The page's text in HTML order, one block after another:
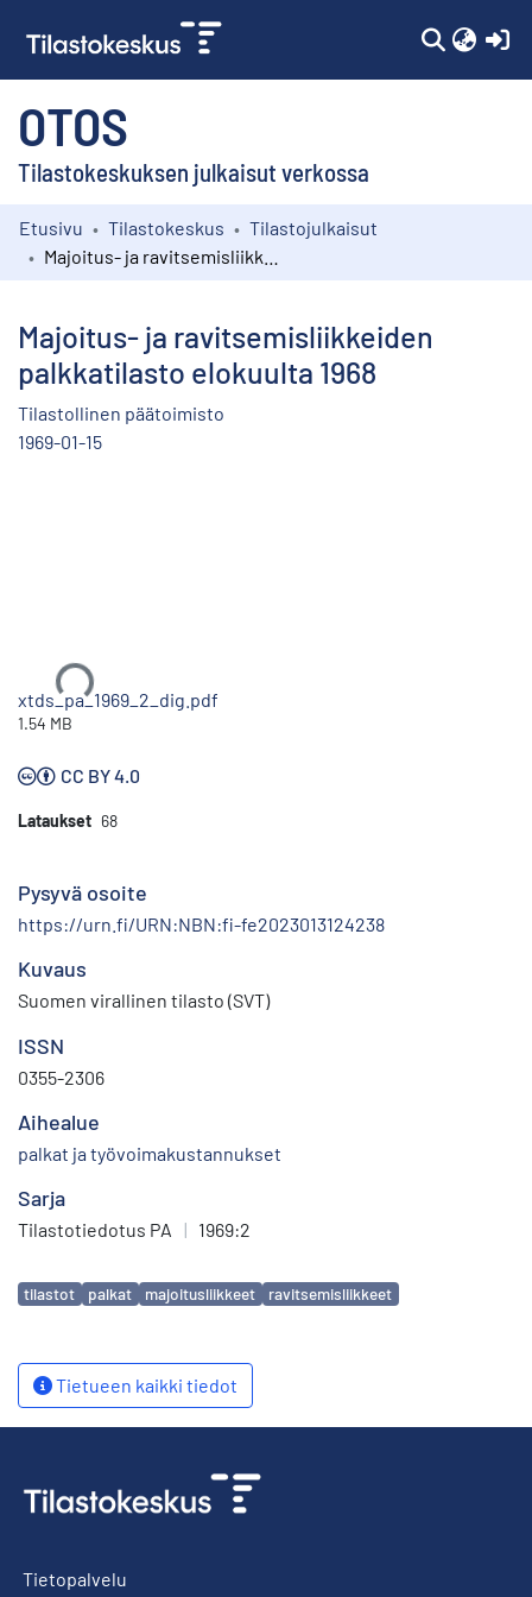
OTOS
Tilastokeskuksen julkaisut verkossa
Kokoelmat
Etusivu Tilastokeskus
Tilastojulkaisut
Majoitus- ja ravitsemisliikkeiden
palkkatilasto elokuulta 1968
Tilastollinen päätoimisto
1969-01-15
Ladataan...
xtds_pa_1969_2_dig.pdf
1.54 MB
CC BY 4.0
Lataukset 68
Pysyvä osoite
https://urn.fi/URN:NBN:fi-fe2023013124238
Kuvaus
Suomen virallinen tilasto (SVT)
ISSN
0355-2306
Aihealue
palkat ja työvoimakustannukset
Sarja
Tilastotiedotus PA | 1969:2
Avainsanat
tilastot palkat majoitusliikkeet ravitsemisliikkeet
Tietueen kaikki tiedot
Tietopalvelu